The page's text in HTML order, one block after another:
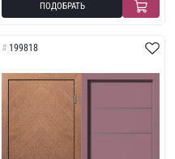
ПОДОБРАТЬ
199818